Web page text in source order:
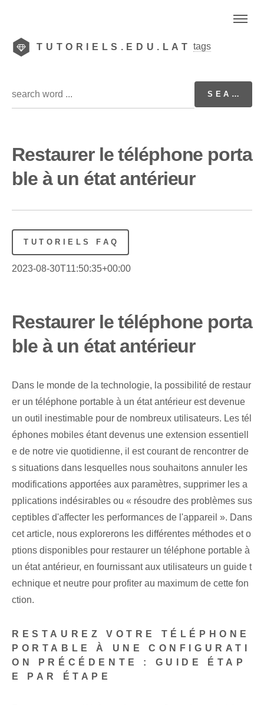
TUTORIELS.EDU.LAT tags
Restaurer le téléphone porta
ble à un état antérieur
TUTORIELS FAQ
2023-08-30T11:50:35+00:00
Restaurer le téléphone porta
ble à un état antérieur
Dans le monde de la technologie, la possibilité de restaur
er un téléphone portable à un état antérieur est devenue
un outil inestimable pour de nombreux utilisateurs. Les tél
éphones mobiles étant devenus une extension essentiell
e de notre vie quotidienne, il est courant de rencontrer de
s situations dans lesquelles nous souhaitons annuler les
modifications apportées aux paramètres, supprimer les a
pplications indésirables ou « résoudre des problèmes sus
ceptibles d'affecter les performances de l'appareil ». Dans
cet article,⁢ nous explorerons les différentes méthodes​ et o
ptions disponibles pour restaurer un téléphone portable à
un⁤ état antérieur, en fournissant ⁢aux utilisateurs un guide t
echnique et​ neutre pour profiter au maximum de cette fon
ction.
RESTAUREZ VOTRE TÉLÉPHONE
PORTABLE À UNE CONFIGURATI
ON PRÉCÉDENTE : GUIDE ÉTAP
E PAR ÉTAPE